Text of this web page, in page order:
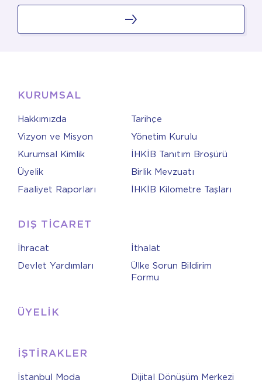
KURUMSAL
Hakkımızda
Tarihçe
Vizyon ve Misyon
Yönetim Kurulu
Kurumsal Kimlik
İHKİB Tanıtım Broşürü
Üyelik
Birlik Mevzuatı
Faaliyet Raporları
İHKİB Kilometre Taşları
DIŞ TİCARET
İhracat
İthalat
Devlet Yardımları
Ülke Sorun Bildirim
Formu
ÜYELİK
İŞTİRAKLER
İstanbul Moda
Dijital Dönüşüm Merkezi